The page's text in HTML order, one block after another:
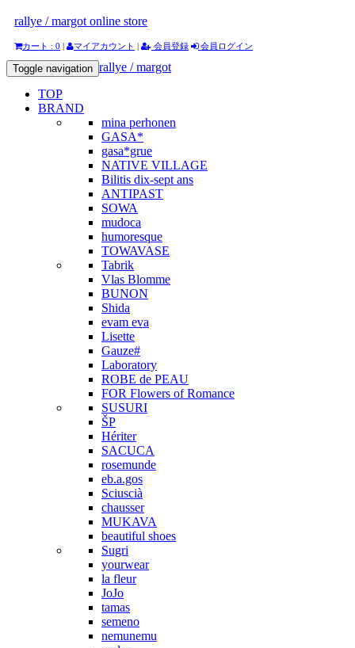
rallye / margot online store
カート : 0 | マイアカウント | 会員登録 会員ログイン
rallye / margot
Toggle navigation
TOP
BRAND
mina perhonen
GASA*
gasa*grue
NATIVE VILLAGE
Bilitis dix-sept ans
ANTIPAST
SOWA
mudoca
humoresque
TOWAVASE
Tabrik
Vlas Blomme
BUNON
Shida
evam eva
Lisette
Gauze#
Laboratory
ROBE de PEAU
FOR Flowers of Romance
SUSURI
ŠP
Hériter
SACUCA
rosemunde
eb.a.gos
Sciuscià
chausser
MUKAVA
beautiful shoes
Sugri
yourwear
la fleur
JoJo
tamas
semeno
nemunemu